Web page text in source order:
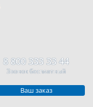
8 800 333 33 44
Звонок бесплатный
Ваш заказ